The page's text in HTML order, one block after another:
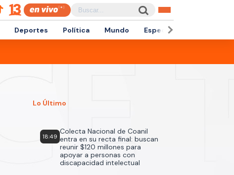
Deportes Política Mundo Espectáculos
Lo Último
18:49
Colecta Nacional de Coanil
entra en su recta final: buscan
reunir $120 millones para
apoyar a personas con
discapacidad intelectual